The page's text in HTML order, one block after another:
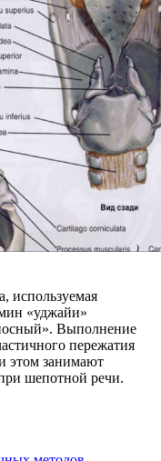
используемая
«уджайи»
Выполнение
пережатия
этом занимают
шепотной речи.